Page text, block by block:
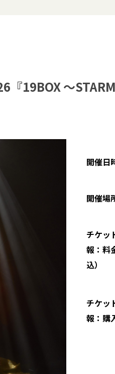
『19BOX ～
開催日
開催場
チケッ
報：料
込）
チケッ
報：購